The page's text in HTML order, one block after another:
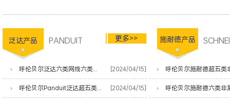
泛达产品 PANDUIT 更多>>
呼伦贝尔泛达六类网线六类四对非屏蔽双绞线 [2024/04/15]
呼伦贝尔Panduit泛达超五类非屏蔽网线 [2024/04/15]
施耐德产品
呼伦贝尔施耐德超五类
呼伦贝尔施耐德六类非